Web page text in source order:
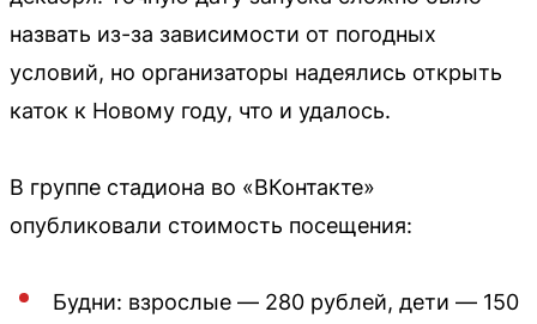
назвать из-за зависимости от погодных
условий, но организаторы надеялись открыть
каток к Новому году, что и удалось.
В группе стадиона во «ВКонтакте»
опубликовали стоимость посещения:
Будни: взрослые — 280 рублей, дети — 150